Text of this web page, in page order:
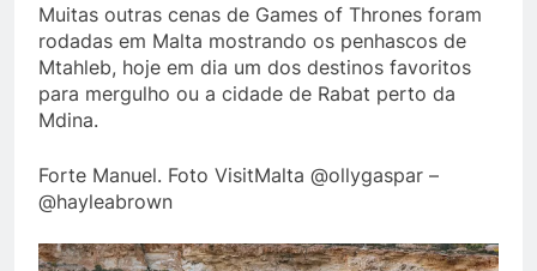
Muitas outras cenas de Games of Thrones foram
rodadas em Malta mostrando os penhascos de
Mtahleb, hoje em dia um dos destinos favoritos
para mergulho ou a cidade de Rabat perto da
Mdina.
Forte Manuel. Foto VisitMalta @ollygaspar –
@hayleabrown